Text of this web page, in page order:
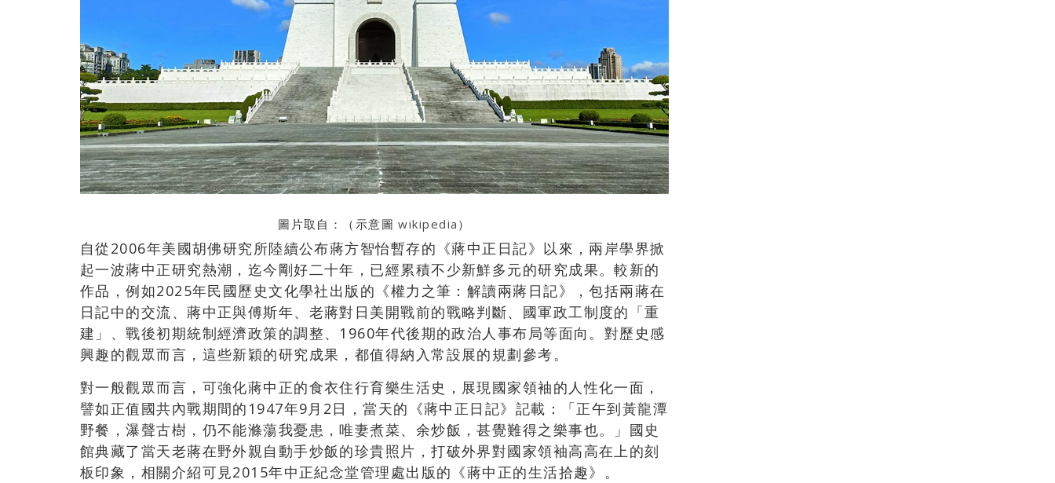
圖片取自：（示意圖wikipedia ）
自從2006年美國胡佛研究所陸續公布蔣方智怡暫存的《蔣中正日記》以來，兩岸學界掀
起一波蔣中正研究熱潮，迄今剛好二十年，已經累積不少新鮮多元的研究成果。較新的
作品，例如2025年民國歷史文化學社出版的《權力之筆：解讀兩蔣日記》，包括兩蔣在
日記中的交流、蔣中正與傅斯年、老蔣對日美開戰前的戰略判斷、國軍政工制度的「重
建」、戰後初期統制經濟政策的調整、1960年代後期的政治人事布局等面向。對歷史感
興趣的觀眾而言，這些新穎的研究成果，都值得納入常設展的規劃參考。
對一般觀眾而言，可強化蔣中正的食衣住行育樂生活史，展現國家領袖的人性化一面，
譬如正值國共內戰期間的1947年9月2日，當天的《蔣中正日記》記載：「正午到黃龍潭
野餐，瀑聲古樹，仍不能滌蕩我憂患，唯妻煮菜、余炒飯，甚覺難得之樂事也。」國史
館典藏了當天老蔣在野外親自動手炒飯的珍貴照片，打破外界對國家領袖高高在上的刻
板印象，相關介紹可見2015年中正紀念堂管理處出版的《蔣中正的生活拾趣》。